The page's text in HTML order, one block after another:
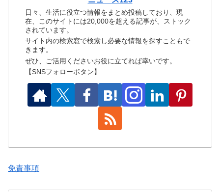
日々、生活に役立つ情報をまとめ投稿しており、現
在、このサイトには20,000を超える記事が、ストック
されています。
サイト内の検索窓で検索し必要な情報を探すこともで
きます。
ぜひ、ご活用くださいお役に立てれば幸いです。
【SNSフォローボタン】
免責事項